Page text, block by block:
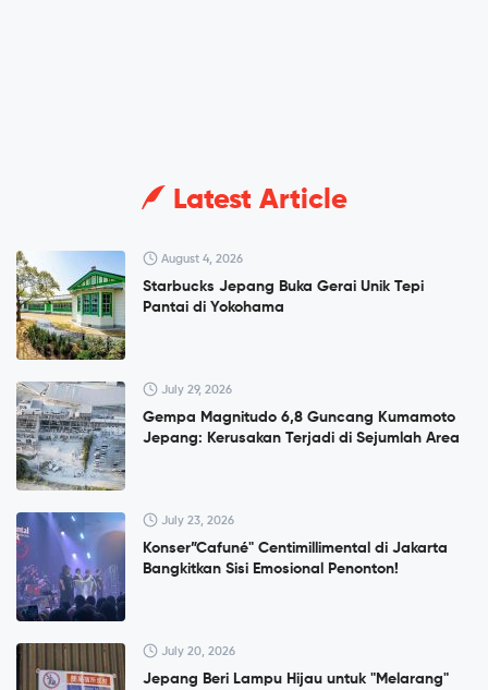
Latest Article
August 4, 2026
Starbucks Jepang Buka Gerai Unik Tepi
Pantai di Yokohama
July 29, 2026
Gempa Magnitudo 6,8 Guncang Kumamoto
Jepang: Kerusakan Terjadi di Sejumlah Area
July 23, 2026
Konser”Cafuné" Centimillimental di Jakarta
Bangkitkan Sisi Emosional Penonton!
July 20, 2026
Jepang Beri Lampu Hijau untuk "Melarang"